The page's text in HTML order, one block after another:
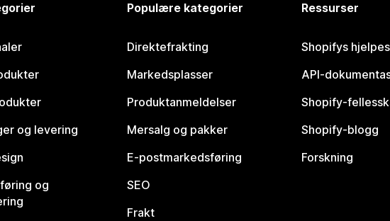
og levering
og
Populære kategorier
Direktefrakting
Markedsplasser
Produktanmeldelser
Mersalg og pakker
E-postmarkedsføring
SEO
Frakt
Ressurser
Shopifys
API-
Shopify-
Shopify-blogg
Forskning